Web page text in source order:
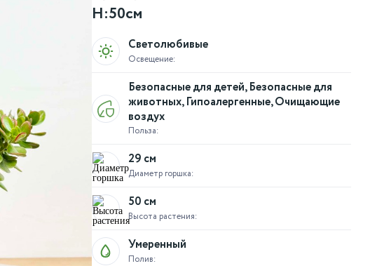
H:50см
Освещение:
Светолюбивые
Польза:
Безопасные для детей, Безопасные для
животных, Гипоалергенные, Очищающие
воздух
Диаметр горшка:
29 см
Высота растения:
50 см
Полив:
Умеренный